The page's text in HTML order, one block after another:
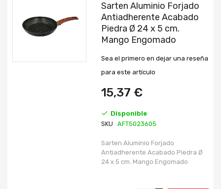
comienzo
galería
imágenes
Sarten Aluminio Forjado
Antiadherente Acabado
Piedra Ø 24 x 5 cm.
Mango Engomado
Sea el primero en dejar una reseña
para este artículo
15,37 €
Disponible
SKU
AFT5023605
Sarten Aluminio Forjado
Antiadherente Acabado Piedra Ø
24 x 5 cm. Mango Engomado